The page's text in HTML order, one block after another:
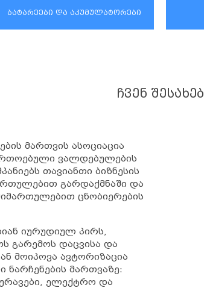
ბატარეები და აკუმულატორები
ᲩᲕᲔᲜ ᲨᲔᲡᲐᲮᲔᲑ
მართვის ასოციაცია
ვალდებულების
თავიანთი ბიზნესის
გარდაქმნაში და
ცნობიერების
იურუდიულ პირს,
გარემოს დაცვისა და
მოიპოვა ავტორიზაცია
ნარჩენების მართვაზე:
ელექტრო და